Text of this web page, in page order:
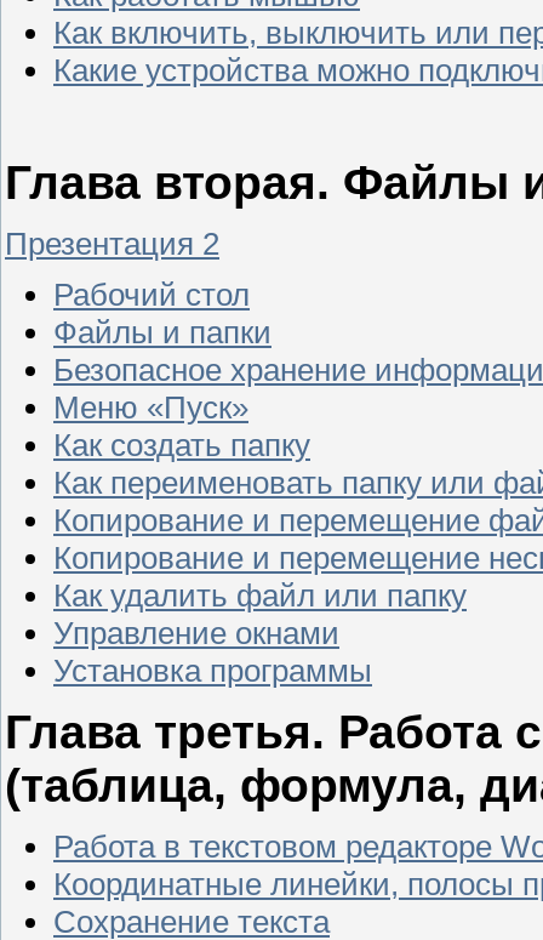
Как включить, выключить или
Какие устройства можно
Глава вторая. Файлы
Презентация 2
Рабочий стол
Файлы и папки
Безопасное хранение
Меню «Пуск»
Как создать папку
Как переименовать папку или
Копирование и перемещение
Копирование и перемещение
Как удалить файл или папку
Управление окнами
Установка программы
Глава третья. Работа
(таблица, формула,
Работа в текстовом редакторе
Координатные линейки, полосы
Сохранение текста